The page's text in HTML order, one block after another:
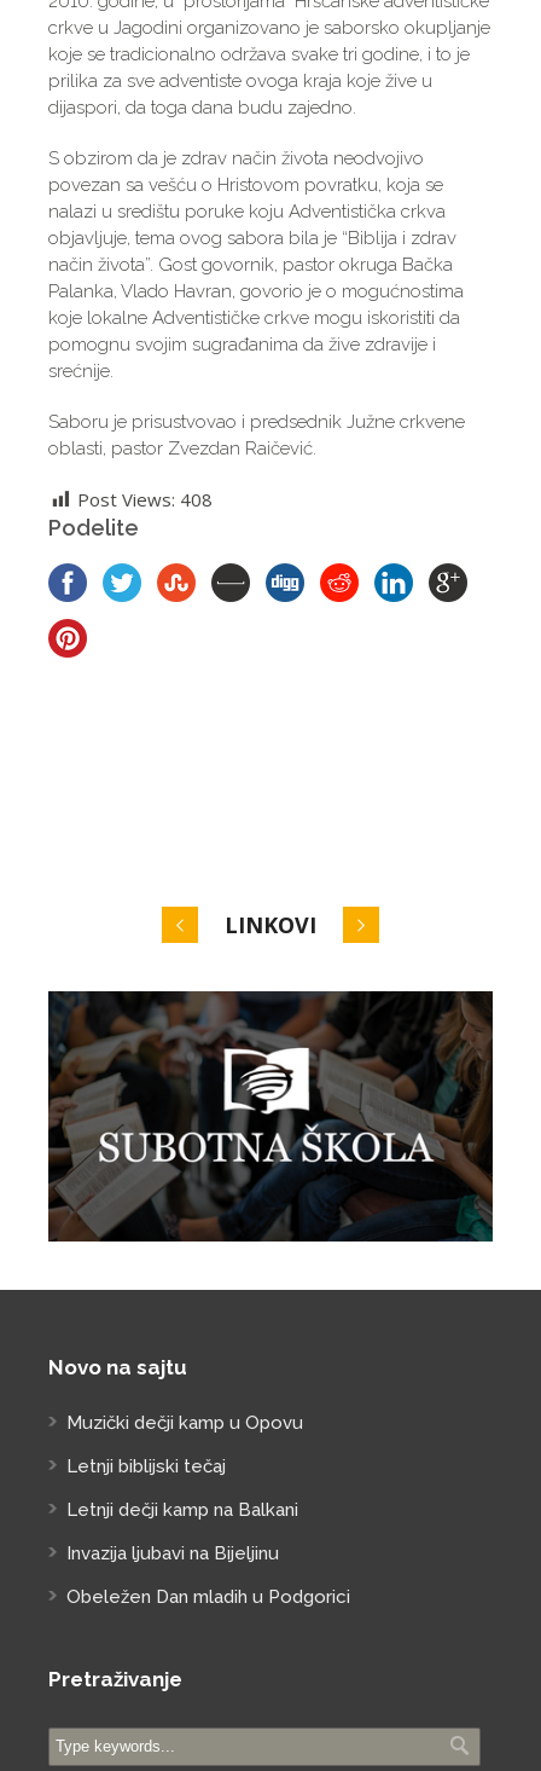
crkve u Jagodini organizovano je saborsko okupljanje
koje se tradicionalno održava svake tri godine, i to je
prilika za sve adventiste ovoga kraja koje žive u
dijaspori, da toga dana budu zajedno.
S obzirom da je zdrav način života neodvojivo
povezan sa vešću o Hristovom povratku, koja se
nalazi u središtu poruke koju Adventistička crkva
objavljuje, tema ovog sabora bila je “Biblija i zdrav
način života”. Gost govornik, pastor okruga Bačka
Palanka, Vlado Havran, govorio je o mogućnostima
koje lokalne Adventističke crkve mogu iskoristiti da
pomognu svojim sugrađanima da žive zdravije i
srećnije.
Saboru je prisustvovao i predsednik Južne crkvene
oblasti, pastor Zvezdan Raičević.
Post Views: 408
Podelite
LINKOVI
Novo na sajtu
Muzički dečji kamp u Opovu
Letnji biblijski tečaj
Letnji dečji kamp na Balkani
Invazija ljubavi na Bijeljinu
Obeležen Dan mladih u Podgorici
Pretraživanje